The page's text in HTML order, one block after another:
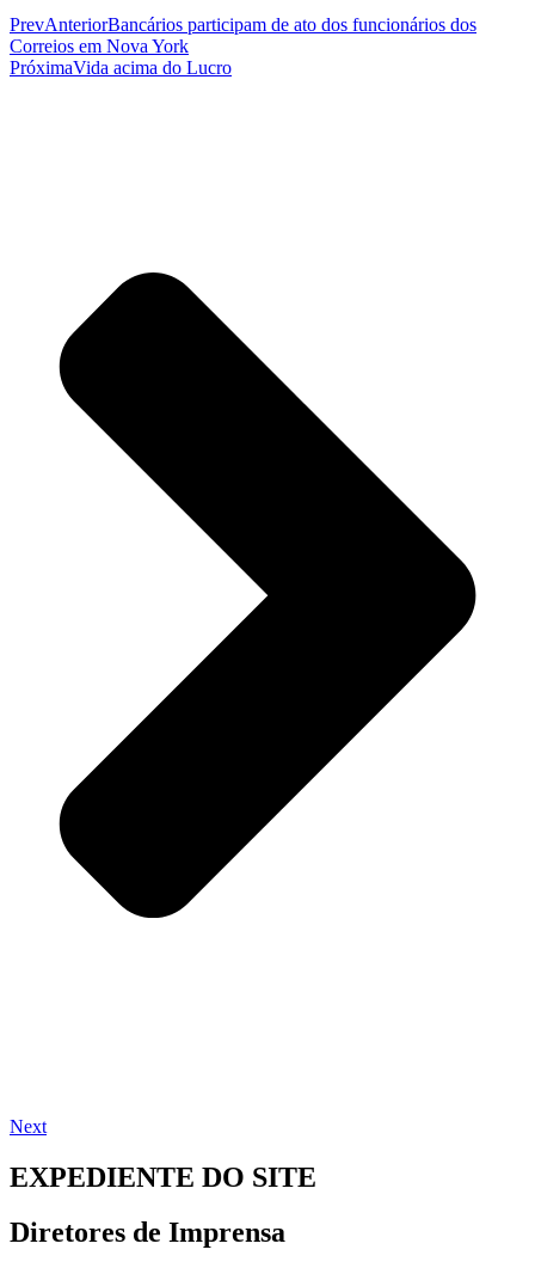
PrevAnteriorBancários participam de ato dos funcionários dos
Correios em Nova York
PróximaVida acima do Lucro
Next
EXPEDIENTE DO SITE
Diretores de Imprensa